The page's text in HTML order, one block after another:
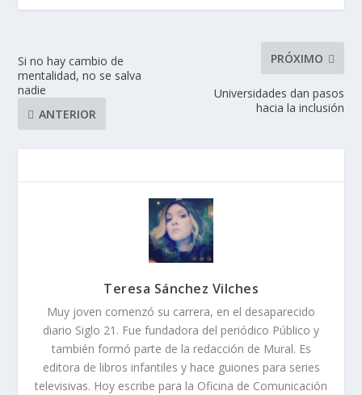
Si no hay cambio de
mentalidad, no se salva
nadie
ANTERIOR
PRÓXIMO
Universidades dan pasos
hacia la inclusión
Teresa Sánchez Vilches
Muy joven comenzó su carrera, en el desaparecido
diario Siglo 21. Fue fundadora del periódico Público y
también formó parte de la redacción de Mural. Es
editora de libros infantiles y hace guiones para series
televisivas. Hoy escribe para la Oficina de Comunicación